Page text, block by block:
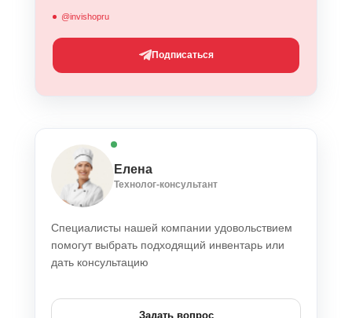
@invishopru
Подписаться
Елена
Технолог-консультант
Специалисты нашей компании удовольствием
помогут выбрать подходящий инвентарь или
дать консультацию
Задать вопрос